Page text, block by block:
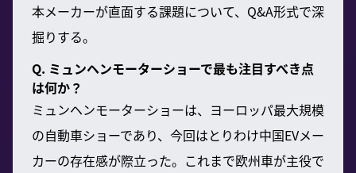
本メーカーが直面する課題について、Q&A形式で深
掘りする。
Q. ミュンヘンモーターショーで最も注目すべき点
は何か？
ミュンヘンモーターショーは、ヨーロッパ最大規模
の自動車ショーであり、今回はとりわけ中国EVメー
カーの存在感が際立った。これまで欧州車が主役で